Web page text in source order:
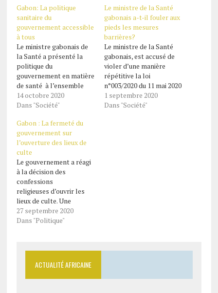
Gabon: La politique
sanitaire du
gouvernement accessible
à tous
Le ministre gabonais de
la Santé a présenté la
politique du
gouvernement en matière
de santé à l’ensemble
des responsables des
différentes
hospitalières. Guy
Patrick Obiang Ndong a
indiqué à ses
interlocuteurs les grands
axes qui s’articuler sur le
renforcement de la
performance de l’accès
et de l’offre de…
14 octobre 2020
Dans "Société"
Le ministre de la Santé
gabonais a-t-il fouler aux
pieds les mesures
barrières?
Le ministre de la Santé
gabonais, est accusé de
violer d’une manière
répétitive la loi
n°003/2020 du 11 mai 2020
fixant les mesures de
prévention, de lutte et de
1 septembre 2020
Dans "Société"
Gabon : La fermeté du
gouvernement sur
l’ouverture des lieux de
culte
Le gouvernement a réagi
à la décision des
confessions
religieuses d’ouvrir les
lieux de culte. Une
volonté rejetée par le
ministre de l’Intérieur qui
sera possible sans l’aval
de l’exécutif. En réponse
à une partie des leaders
de confessions
27 septembre 2020
Dans "Politique"
ACTUALITÉ AFRICAINE